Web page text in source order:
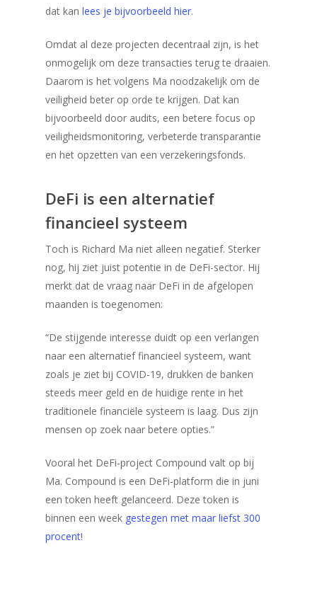
dat kan lees je bijvoorbeeld hier.
Omdat al deze projecten decentraal zijn, is het
onmogelijk om deze transacties terug te draaien.
Daarom is het volgens Ma noodzakelijk om de
veiligheid beter op orde te krijgen. Dat kan
bijvoorbeeld door audits, een betere focus op
veiligheidsmonitoring, verbeterde transparantie
en het opzetten van een verzekeringsfonds.
DeFi is een alternatief
financieel systeem
Toch is Richard Ma niet alleen negatief. Sterker
nog, hij ziet juist potentie in de DeFi-sector. Hij
merkt dat de vraag naar DeFi in de afgelopen
maanden is toegenomen:
“De stijgende interesse duidt op een verlangen
naar een alternatief financieel systeem, want
zoals je ziet bij COVID-19, drukken de banken
steeds meer geld en de huidige rente in het
traditionele financiële systeem is laag. Dus zijn
mensen op zoek naar betere opties.”
Vooral het DeFi-project Compound valt op bij
Ma. Compound is een DeFi-platform die in juni
een token heeft gelanceerd. Deze token is
binnen een week gestegen met maar liefst 300
procent!
Bitcoins kopen
Bitcoin mining
Bitcoin Wallet
Blog
Contact